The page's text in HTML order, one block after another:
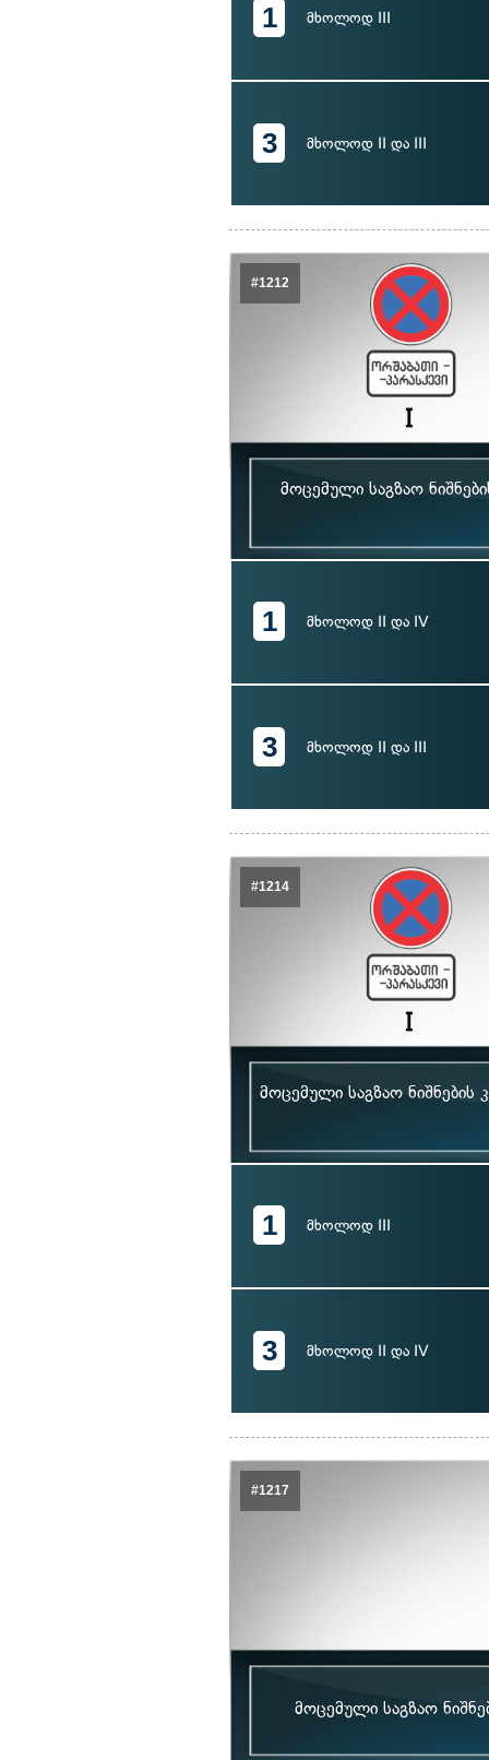
1 მხოლოდ III
3 მხოლოდ II და III
#1212
მოცემული საგზაო
1 მხოლოდ II და IV
3 მხოლოდ II და III
#1214
მოცემული საგზაო
1 მხოლოდ III
3 მხოლოდ II და IV
#1217
მოცემული საგზაო